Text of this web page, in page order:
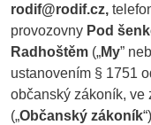
rodif@rodif.cz,
provozovny Pod
Radhoštěm („My”
ustanovením § 1751
občanský zákoník, ve
(„Občanský zákoník